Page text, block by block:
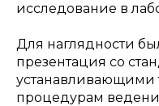
исследование в
Для наглядности
презентация со
устанавливающими
процедурам